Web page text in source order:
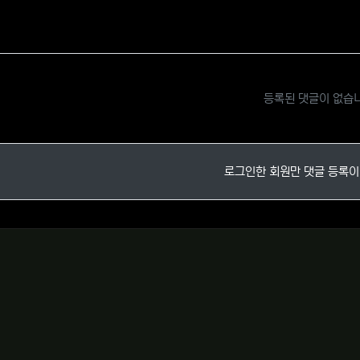
등록된 댓글이 없습
로그인한 회원만 댓글 등록